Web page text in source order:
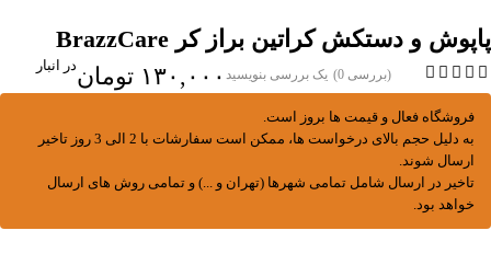
پاپوش و دستکش کراتین براز کر BrazzCare
(بررسی 0) یک بررسی بنویسید ۱۳۰,۰۰۰ توماندر انبار
فروشگاه فعال و قیمت ها بروز است.
به دلیل حجم بالای درخواست ها، ممکن است سفارشات با 2 الی 3 روز تاخیر
ارسال شوند.
تاخیر در ارسال شامل تمامی شهرها (تهران و ...) و تمامی روش های ارسال
خواهد بود.